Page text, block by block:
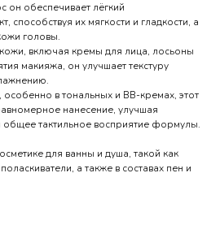
он обеспечивает лёгкий
их мягкости и гладкости, а
головы.
включая кремы для лица, лосьоны
макияжа, он улучшает текстуру
в тональных и BB-кремах, этот
нанесение, улучшая
общее тактильное восприятие формулы.
для ванны и душа, такой как
а также в составах пен и